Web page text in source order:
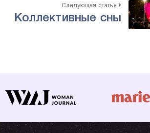
Следующая статья
Коллективные сны